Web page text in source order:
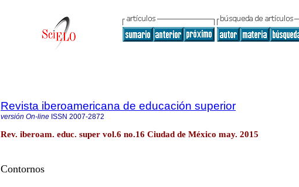
Revista iberoamericana de educación superior
versión On-line ISSN 2007-2872
Rev. iberoam. educ. super vol.6 no.16 Ciudad de México may. 2015
Contornos